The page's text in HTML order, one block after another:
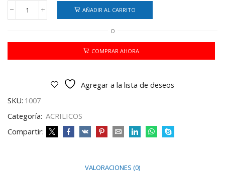
ACRILICO
DELARTE
ML
055
AÑADIR AL CARRITO
O
COMPRAR AHORA
Agregar a la lista de deseos
SKU: 1007
Categoría: ACRILICOS
Compartir:
VALORACIONES (0)